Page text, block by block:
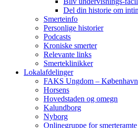
Del din historie om
Smerteinfo
Personlige historier
Podcasts
Kroniske smerter
Relevante links
Smerteklinikker
Lokalafdelinger
FAKS Ungdom – København
Horsens
Hovedstaden og omegn
Kalundborg
Nyborg
Onlinegruppe for smerteramte